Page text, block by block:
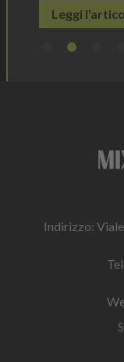
Leggi
Indirizzo: